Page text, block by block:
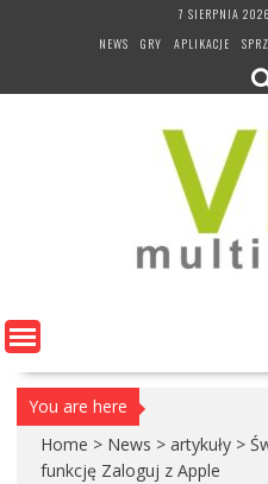
7 SIERPNIA 2026
NEWS
GRY APLIKACJE
You are here
Home > News > artykuły >
funkcję Zaloguj z Apple